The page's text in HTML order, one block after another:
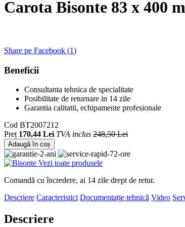
Carota Bisonte 83 x 400
Share pe Facebook (1)
Beneficii
Consultanta tehnica de specialitate
Posibilitate de returnare in 14 zile
Garantia calitatii, echipamente profesionale
Cod BT2007212
Preț 170,44 Lei TVA inclus 248,50 Lei
Adaugă în coș
Vezi toate produsele
Comandă cu încredere, ai 14 zile drept de retur.
Descriere Caracteristici Documentație tehnică Video
Descriere